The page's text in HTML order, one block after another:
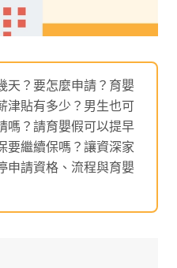
天？要怎麼申請？育嬰
貼有多少？男生也可
嗎？請育嬰假可以提早
要繼續保嗎？讓資深家
申請資格、流程與育嬰